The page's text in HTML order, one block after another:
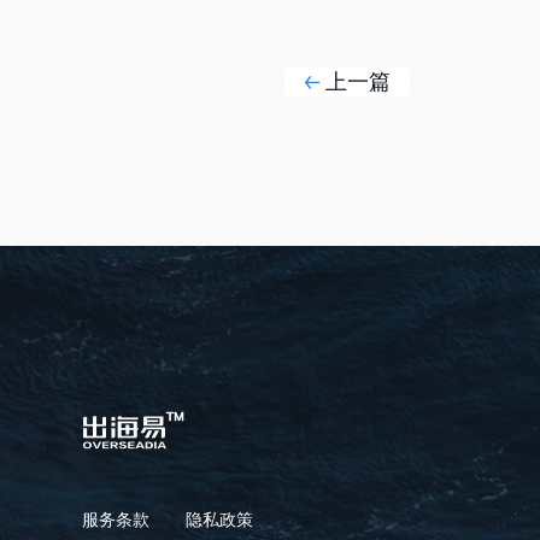
上一篇
服务条款 隐私政策